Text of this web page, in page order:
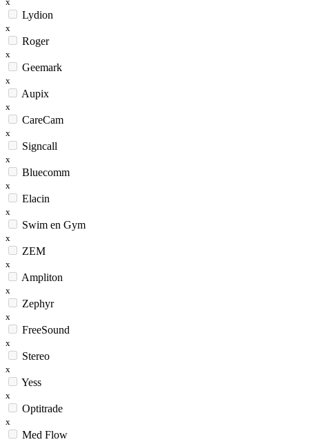
Lydion
x
Roger
x
Geemark
x
Aupix
x
CareCam
x
Signcall
x
Bluecomm
x
Elacin
x
Swim en Gym
x
ZEM
x
Ampliton
x
Zephyr
x
FreeSound
x
Stereo
x
Yess
x
Optitrade
x
Med Flow